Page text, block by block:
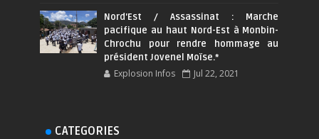
Nord'Est / Assassinat : Marche
pacifique au haut Nord-Est à Monbin-
Chrochu pour rendre hommage au
président Jovenel Moïse.*
Explosion Infos Jul 22, 2021
CATEGORIES